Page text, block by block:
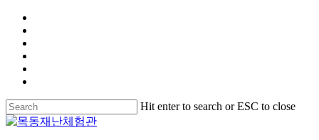
Hit enter to search or ESC to close